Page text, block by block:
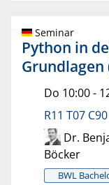
Seminar
Python in
Do 10:00 -
R11 T07 C90
Dr.
Böcker
BWL